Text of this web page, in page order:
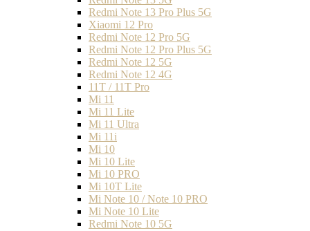
Redmi Note 13 Pro Plus 5G
Xiaomi 12 Pro
Redmi Note 12 Pro 5G
Redmi Note 12 Pro Plus 5G
Redmi Note 12 5G
Redmi Note 12 4G
11T / 11T Pro
Mi 11
Mi 11 Lite
Mi 11 Ultra
Mi 11i
Mi 10
Mi 10 Lite
Mi 10 PRO
Mi 10T Lite
Mi Note 10 / Note 10 PRO
Mi Note 10 Lite
Redmi Note 10 5G